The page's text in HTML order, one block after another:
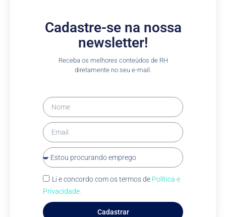
Cadastre-se na nossa
newsletter!
Receba os melhores conteúdos de RH
diretamente no seu e-mail.
Li e concordo com os termos de Política e
Privacidade.
Cadastrar